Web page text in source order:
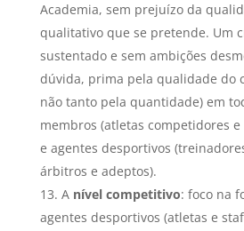
Academia, sem prejuízo da
qualitativo que se pretende. Um
sustentado e sem ambições
dúvida, prima pela qualidade do
não tanto pela quantidade) em
membros (atletas competidores
e agentes desportivos
árbitros e adeptos).
A nível competitivo: foco na
agentes desportivos (atletas e